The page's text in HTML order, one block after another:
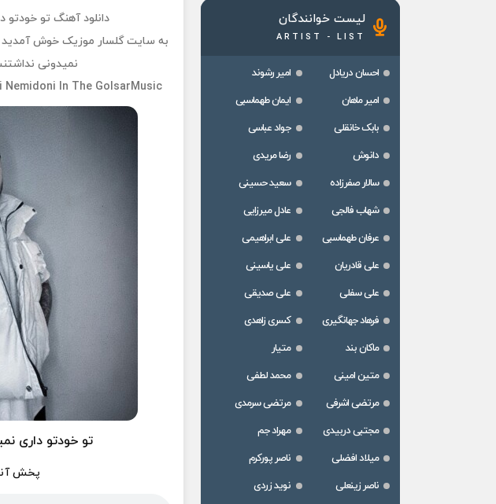
دانلود آهنگ تو
به سایت گلسار موزیک خوش آمدید
نمیدونی
Nemidoni In The GolsarMusic
تو خودتو داری
پخش
لیست خوانندگان
ARTIST - LIST
احسان دریادل
امیر رشوند
امیر ماهان
ایمان طهماسبی
بابک خانقلی
جواد عباسی
دانوش
رضا مریدی
سالار صفرزاده
سعید حسینی
شهاب فالجی
عادل میرزایی
عرفان طهماسبی
علی ابراهیمی
علی قادریان
علی یاسینی
علی سفلی
علی صدیقی
فرهاد جهانگیری
کسری زاهدی
ماکان بند
متیار
متین امینی
محمد لطفی
مرتضی اشرفی
مرتضی سرمدی
مجتبی دربیدی
مهراد جم
میلاد افضلی
ناصر پورکرم
ناصر زینعلی
نوید زردی